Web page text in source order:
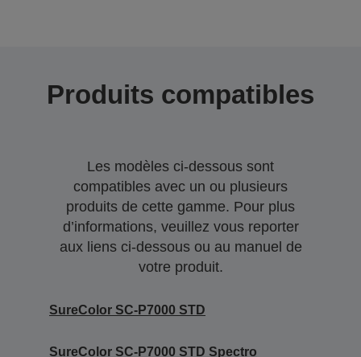
Produits compatibles
Les modèles ci-dessous sont
compatibles avec un ou plusieurs
produits de cette gamme. Pour plus
d’informations, veuillez vous reporter
aux liens ci-dessous ou au manuel de
votre produit.
SureColor SC-P7000 STD
SureColor SC-P7000 STD Spectro